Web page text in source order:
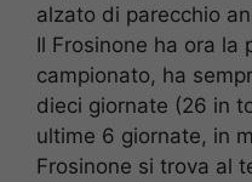
alzato di parecchio
Il Frosinone ha ora la
campionato, ha
dieci giornate (26 in
ultime 6 giornate, in
Frosinone si trova al